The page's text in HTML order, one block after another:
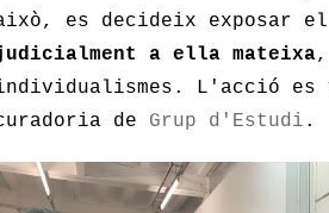
es decideix exposar
a ella mateixa
L'acció es
de Grup d'Estudi .